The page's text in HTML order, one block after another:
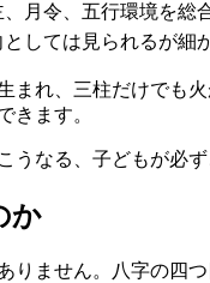
、月令、五行環境を総
としては見られるが細
まれ、三柱だけでも
きます。
うなる、子どもが必
か
りません。八字の四